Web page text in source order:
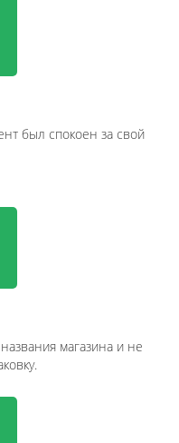
был спокоен за свой
магазина и не